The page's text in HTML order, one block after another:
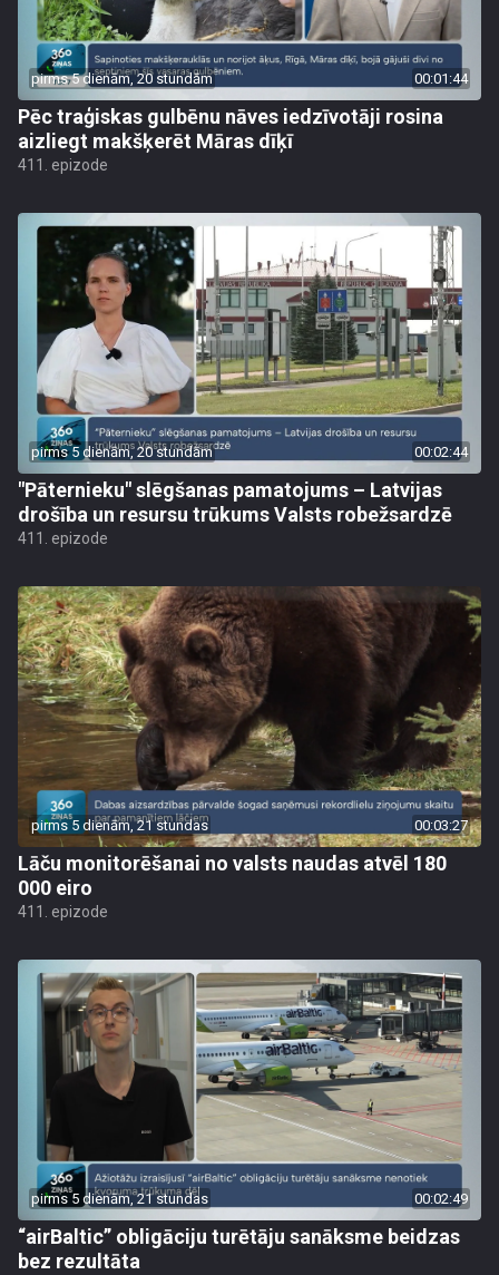
pirms 5 dienām, 20 stundām 00:01:44
Pēc traģiskas gulbēnu nāves iedzīvotāji rosina
aizliegt makšķerēt Māras dīķī
411. epizode
pirms 5 dienām, 20 stundām 00:02:44
"Pāternieku" slēgšanas pamatojums – Latvijas
drošība un resursu trūkums Valsts robežsardzē
411. epizode
pirms 5 dienām, 21 stundas 00:03:27
Lāču monitorēšanai no valsts naudas atvēl 180
000 eiro
411. epizode
pirms 5 dienām, 21 stundas 00:02:49
“airBaltic” obligāciju turētāju sanāksme beidzas
bez rezultāta